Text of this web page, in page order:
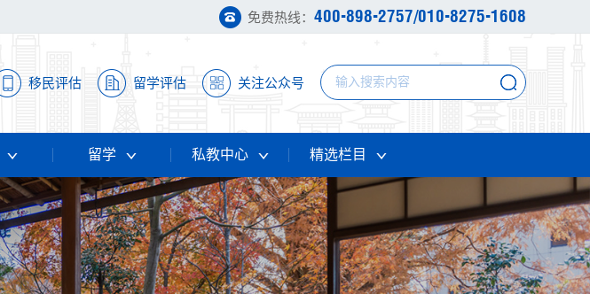
免费热线： 400-898-2757/010-8275-1608
移民评估 留学评估 关注公众号
留学 私教中心 精选栏目